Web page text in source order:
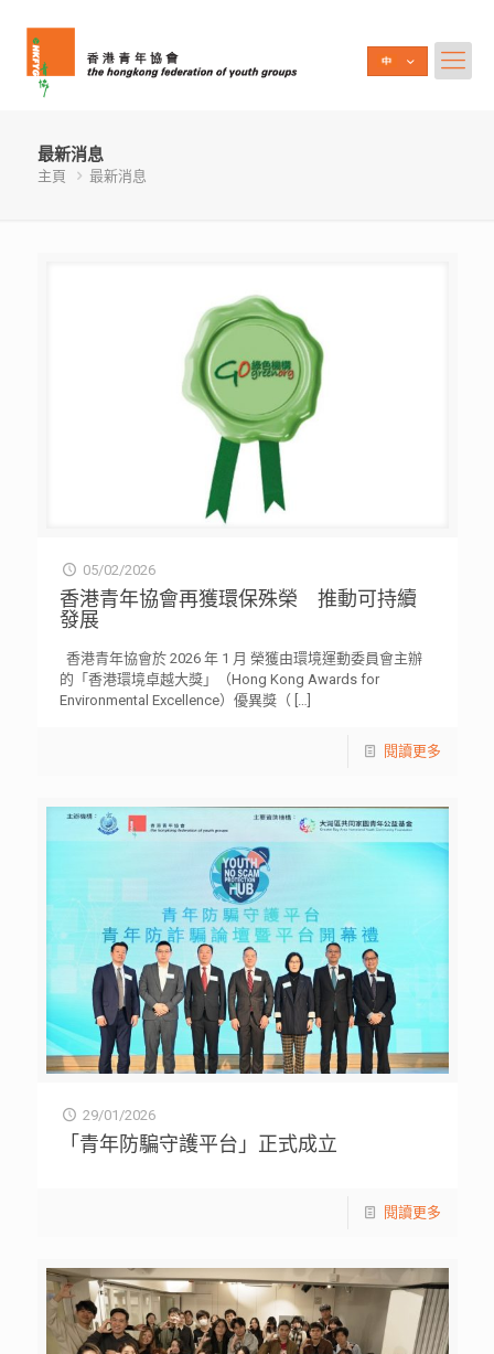
最新消息
主頁 最新消息
05/02/2026
香港青年協會再獲環保殊榮 推動可持續
發展
香港青年協會於 2026 年 1 月 榮獲由環境運動委員會主辦
的「香港環境卓越大獎」（Hong Kong Awards for
Environmental Excellence）優異獎（ […]
閱讀更多
29/01/2026
「青年防騙守護平台」正式成立
閱讀更多